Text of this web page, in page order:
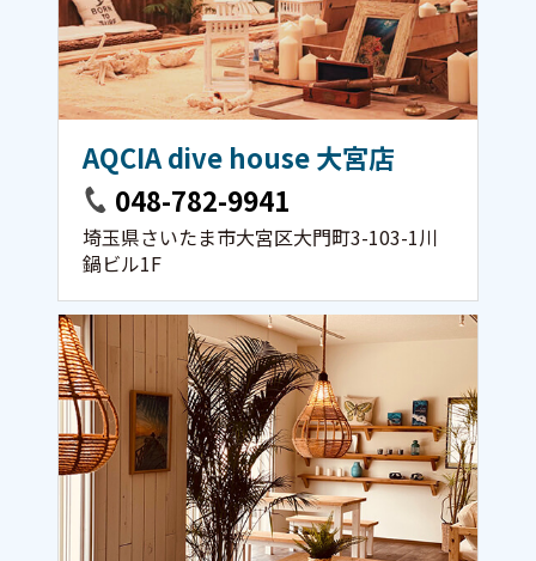
AQCIA dive house 大宮店
048-782-9941
埼玉県さいたま市大宮区大門町3-103-1川
鍋ビル1F